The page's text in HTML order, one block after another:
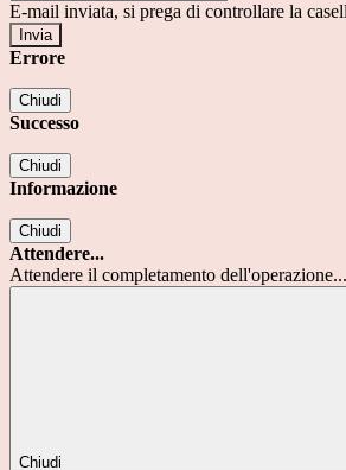
E-mail inviata, si prega di controllare la
Errore
Chiudi
Successo
Chiudi
Informazione
Chiudi
Attendere...
Attendere il completamento dell'operazione...
Chiudi